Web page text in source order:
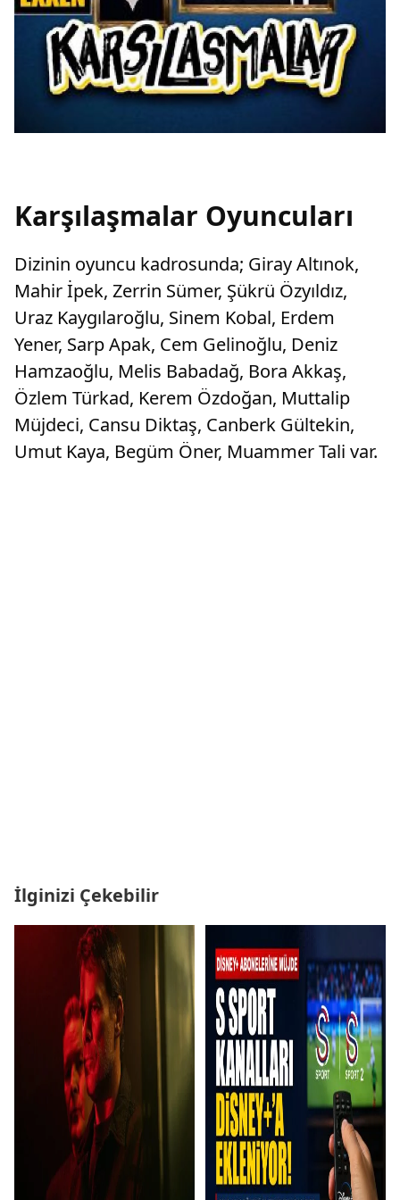
Karşılaşmalar Oyuncuları
Dizinin oyuncu kadrosunda; Giray Altınok,
Mahir İpek, Zerrin Sümer, Şükrü Özyıldız,
Uraz Kaygılaroğlu, Sinem Kobal, Erdem
Yener, Sarp Apak, Cem Gelinoğlu, Deniz
Hamzaoğlu, Melis Babadağ, Bora Akkaş,
Özlem Türkad, Kerem Özdoğan, Muttalip
Müjdeci, Cansu Diktaş, Canberk Gültekin,
Umut Kaya, Begüm Öner, Muammer Tali var.
İlginizi Çekebilir